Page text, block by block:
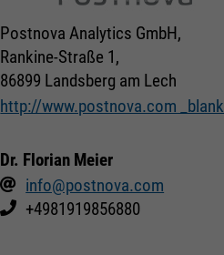
Postnova Analytics GmbH,
Rankine-Straße 1,
86899 Landsberg am Lech
http://www.postnova.com _blank
Dr. Florian Meier
info@postnova.com
+4981919856880